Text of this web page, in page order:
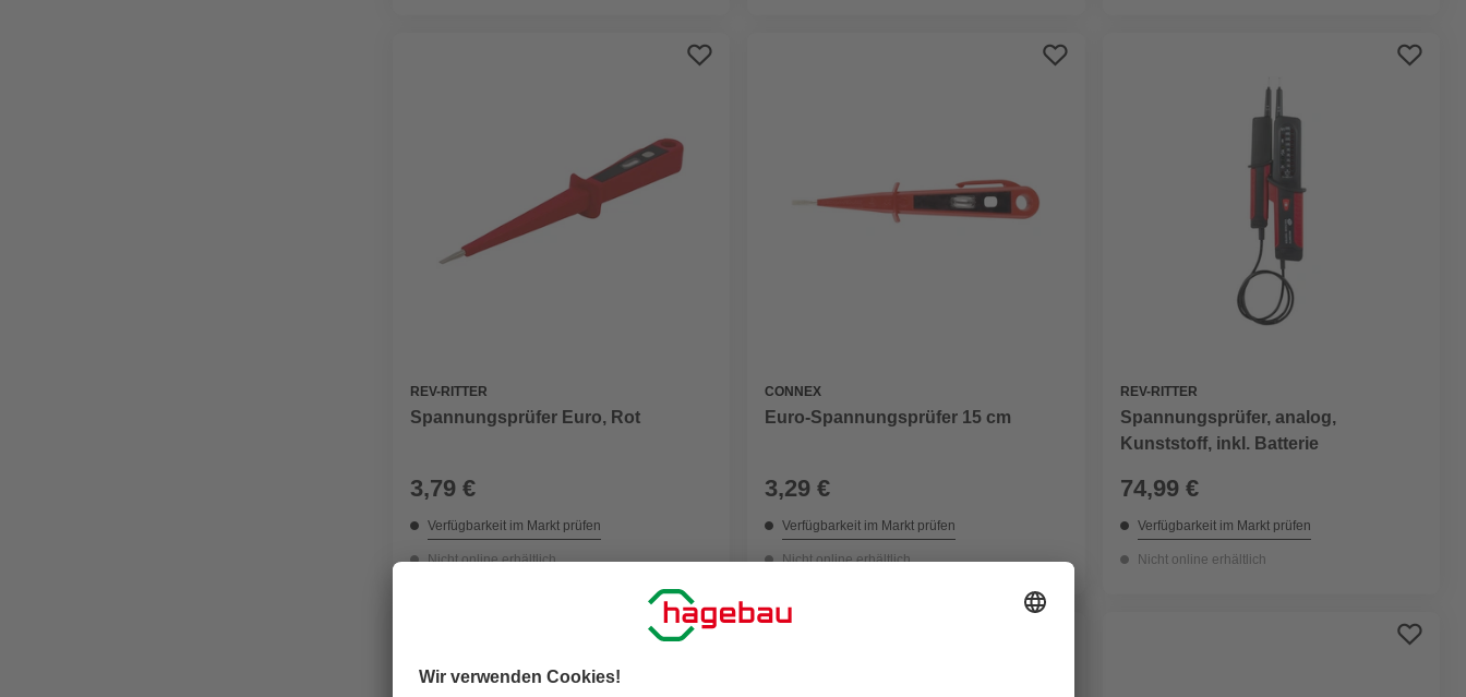
REV-RITTER
Spannungsprüfer Euro, Rot
3,79 €
Verfügbarkeit im Markt prüfen
Nicht online erhältlich
CONNEX
Euro-Spannungsprüfer 15 cm
3,29 €
Verfügbarkeit im Markt prüfen
Nicht online erhältlich
REV-RITTER
Spannungsprüfer, analog,
Kunststoff, inkl. Batterie
74,99 €
Verfügbarkeit im Markt prüfen
Nicht online erhältlich